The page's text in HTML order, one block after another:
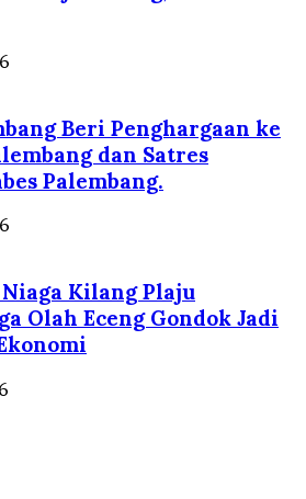
Beri Penghargaan ke
dan Satres
Palembang.
Kilang Plaju
Olah Eceng Gondok Jadi